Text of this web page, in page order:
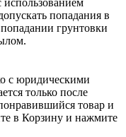
попадания в
грунтовки
с юридическими
только после
товар и
в Корзину и нажмите